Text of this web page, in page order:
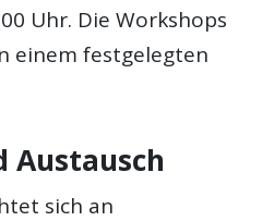
Uhr. Die Workshops
einem festgelegten
Austausch
sich an